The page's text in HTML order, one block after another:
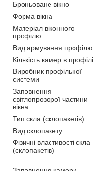
Броньоване вікно
Форма вікна
Матеріал віконного
профілю
Вид армування профілю
Кількість камер в профілі
Виробник профільної
системи
Заповнення
світлопрозорої частини
вікна
Тип скла (склопакетів)
Вид склопакету
Фізичні властивості скла
(склопакетів)